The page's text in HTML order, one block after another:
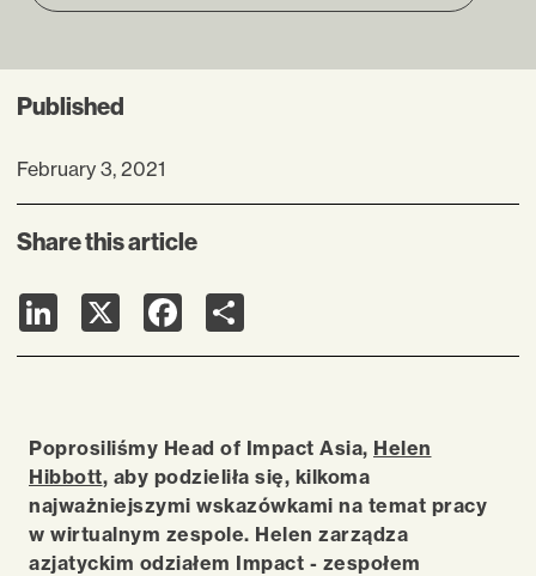
Published
February 3, 2021
Share this article
LinkedIn Facebook
Poprosiliśmy Head of Impact Asia, Helen
Hibbott, aby podzieliła się, kilkoma
najważniejszymi wskazówkami na temat pracy
w wirtualnym zespole. Helen zarządza
azjatyckim odziałem Impact - zespołem